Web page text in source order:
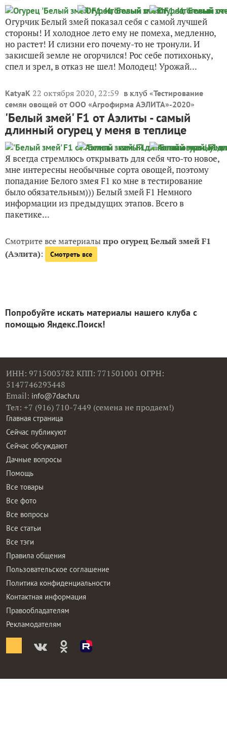
Огурчик Белый змей показал себя с самой лучшей
стороны! И холодное лето ему не помеха, медленно,
но растет! И слизни его почему-то не тронули. И
закисшей земле не огорчился! Рос себе потихоньку,
спел и зрел, в отказ не шел! Молодец! Урожай...
KatyaK 22 октября 2020, 22:59 в клуб «Тестирование
семян овощей от ООО «Агрофирма АЭЛИТА»-2020»
'Белый змей' F1 от Аэлиты - самый
длинный огурец у меня в теплице
Я всегда стремлюсь открывать для себя что-то новое,
мне интересны необычные сорта овощей, поэтому
попадание Белого змея F1 ко мне в тестирование
было обязательным))) Белый змей F1 Немного
информации из предыдущих этапов. Всего в
пакетике...
Смотрите все материалыпро огурец Белый змей F1
(Аэлита): Смотреть все
Попробуйте искать материалы нашего клуба с
помощью Яндекс.Поиск!
ИНН: 9715003782 КПП: 771501001 ОГРН:
5147746293448
Email: info@7dach.ru
Тел: +7 (916) 710-7449 (семена не продаем!)
Главная страница
Сейчас публикуют
Сейчас обсуждают
Дачные вопросы
Помощь
Все товары
Все фото
Все вопросы
Все статьи
Все тэги
Правила общения
Пользовательское соглашение
Политика конфиденциальности
Контактная информация
Правообладателям
Рекламодателям